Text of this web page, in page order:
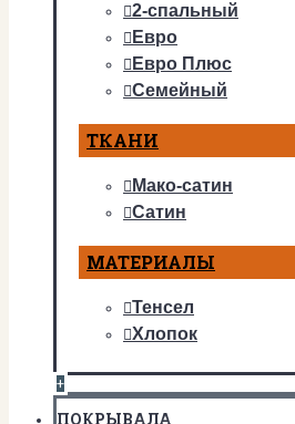
2-спальный
Евро
Евро Плюс
Семейный
ТКАНИ
Мако-сатин
Сатин
МАТЕРИАЛЫ
Тенсел
Хлопок
+
ПОКРЫВАЛА